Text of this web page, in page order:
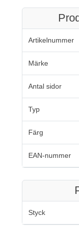
Artikelnummer
Märke
Antal sidor
Typ
Färg
EAN-nummer
Styck